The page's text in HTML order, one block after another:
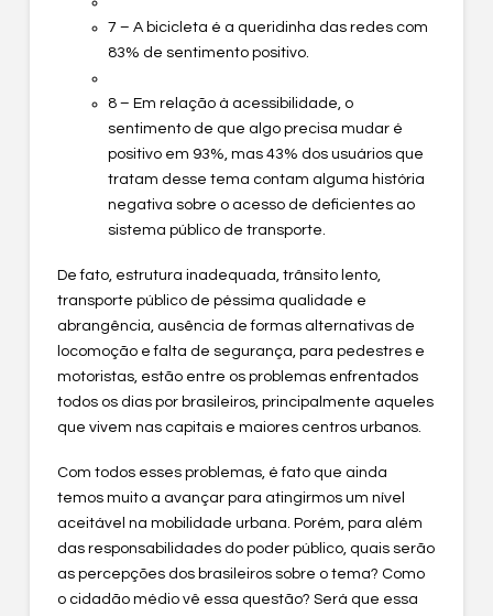
7 – A bicicleta é a queridinha das redes com
83% de sentimento positivo.
8 – Em relação à acessibilidade, o
sentimento de que algo precisa mudar é
positivo em 93%, mas 43% dos usuários que
tratam desse tema contam alguma história
negativa sobre o acesso de deficientes ao
sistema público de transporte.
De fato, estrutura inadequada, trânsito lento,
transporte público de péssima qualidade e
abrangência, ausência de formas alternativas de
locomoção e falta de segurança, para pedestres e
motoristas, estão entre os problemas enfrentados
todos os dias por brasileiros, principalmente aqueles
que vivem nas capitais e maiores centros urbanos.
Com todos esses problemas, é fato que ainda
temos muito a avançar para atingirmos um nível
aceitável na mobilidade urbana. Porém, para além
das responsabilidades do poder público, quais serão
as percepções dos brasileiros sobre o tema? Como
o cidadão médio vê essa questão? Será que essa